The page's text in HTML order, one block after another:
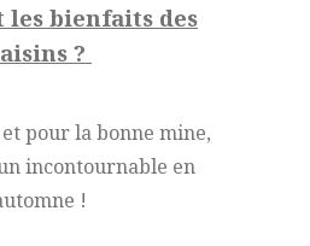
les bienfaits des
?
pour la bonne mine,
incontournable en
!